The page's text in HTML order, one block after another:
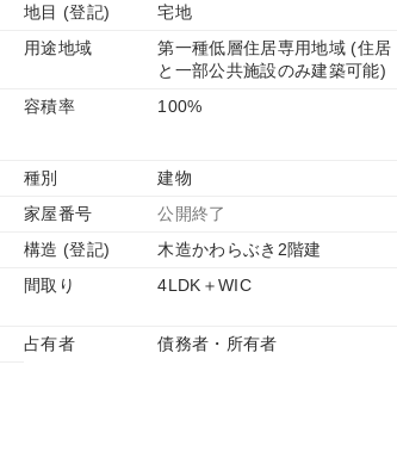
地目 (登記)
宅地
用途地域
第一種低層住居専用地域 (住居
と一部公共施設のみ建築可能)
容積率 100%
種別
建物
家屋番号
公開終了
構造 (登記)
木造かわらぶき2階建
間取り 4LDK＋WIC
占有者
債務者・所有者